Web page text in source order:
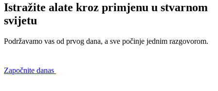
Istražite alate kroz primjenu u stvarnom
svijetu
Podržavamo vas od prvog dana, a sve počinje jednim razgovorom.
Započnite danas